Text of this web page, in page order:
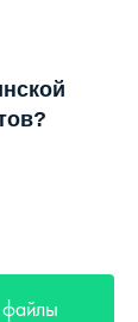
файлы